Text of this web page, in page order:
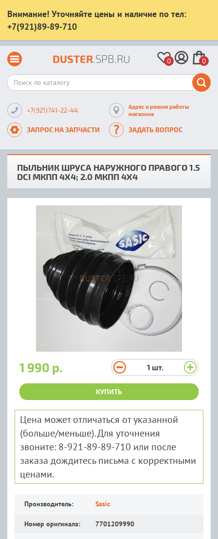
Внимание! Уточняйте цены и наличие по тел:
+7(921)89-89-710
DUSTER.SPB.RU 0 0
+7(921)741-22-44
Адрес и режим работы
магазина
ЗАПРОС НА ЗАПЧАСТИ ЗАДАТЬ ВОПРОС
ПЫЛЬНИК ШРУСА НАРУЖНОГО ПРАВОГО 1.5
DCI МКПП 4Х4; 2.0 МКПП 4Х4
1 990 р. 1 шт.
КУПИТЬ
Цена может отличаться от указанной
(больше/меньше). Для уточнения
звоните: 8-921-89-89-710 или после
заказа дождитесь письма с корректными
ценами.
Производитель: Sasic
Номер оригинала: 7701209990